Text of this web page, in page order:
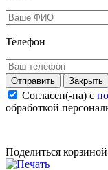
Телефон
Закрыть
Согласен(-на) c
обработкой
Поделиться корзиной